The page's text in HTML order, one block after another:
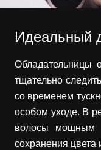
Идеальный
Обладательницы
тщательно
со временем
особом уходе. В
волосы мощным
сохранения цвета